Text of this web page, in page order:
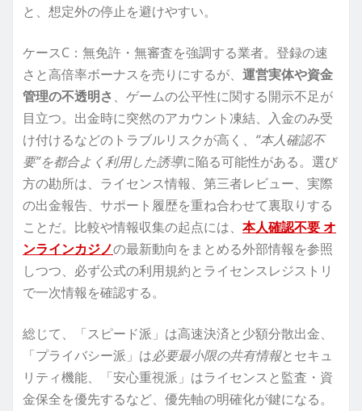
と、想定外の停止を避けやすい。
ケースC：無免許・無審査を強調する業者。登録の速
さと高倍率ボーナスを売りにするが、 運営実体や資金
管理の不透明さ、ゲームの公平性に関する開示不足が
目立つ。出金時に突然のアカウント凍結、入金のみ受
け付けるなどのトラブルリスクが高く、 “本人確認不
要”を都合よく利用した誘導に陥る可能性がある。選び
方の勘所は、ライセンス情報、第三者レビュー、実際
の出金報告、サポート履歴を重ね合わせて裏取りする
ことだ。比較や情報収集の起点には、 本人確認不要 オ
ンラインカジノの最新動向をまとめる外部情報を参照
しつつ、必ず公式の利用規約とライセンスレジストリ
で一次情報を確認する。
総じて、「スピード派」は高速決済と少額分散出金、
「プライバシー派」は必要最小限の共有情報とセキュ
リティ機能、「安心重視派」はライセンスと監査・資
金保全を優先するなど、優先軸の明確化が鍵になる。